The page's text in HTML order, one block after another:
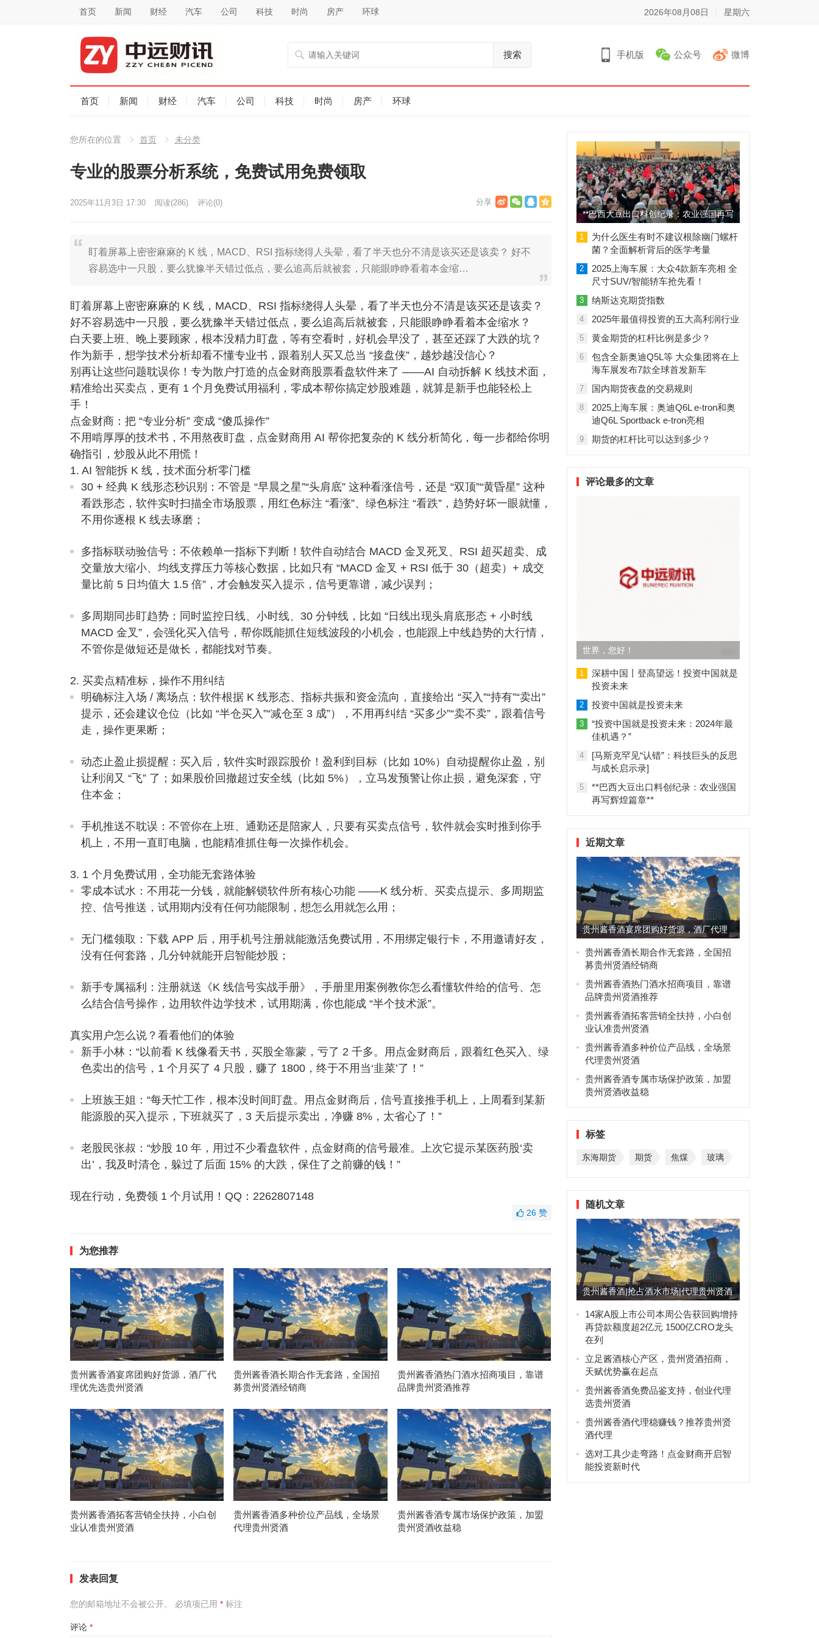
首页 新闻 财经 汽车 公司 科技 时尚 房产 环球 2026年08月08日 星期六
搜索 手机版 公众号 微博
首页 新闻 财经 汽车 公司 科技 时尚 房产 环球
您所在的位置 首页 未分类
专业的股票分析系统，免费试用免费领取
2025年11月3日 17:30 阅读(286) 评论(0)
盯着屏幕上密密麻麻的 K 线，MACD、RSI 指标绕得人头晕，看了半天也分不清是该买还是该卖？​ 好不
容易选中一只股，要么犹豫半天错过低点，要么追高后就被套，只能眼睁睁看着本金缩…
盯着屏幕上密密麻麻的 K 线，MACD、RSI 指标绕得人头晕，看了半天也分不清是该买还是该卖？
好不容易选中一只股，要么犹豫半天错过低点，要么追高后就被套，只能眼睁睁看着本金缩水？
白天要上班、晚上要顾家，根本没精力盯盘，等有空看时，好机会早没了，甚至还踩了大跌的坑？
作为新手，想学技术分析却看不懂专业书，跟着别人买又总当 “接盘侠”，越炒越没信心？
别再让这些问题耽误你！专为散户打造的点金财商股票看盘软件来了 ——AI 自动拆解 K 线技术面，
精准给出买卖点，更有 1 个月免费试用福利，零成本帮你搞定炒股难题，就算是新手也能轻松上
手！
点金财商：把 “专业分析” 变成 “傻瓜操作”
不用啃厚厚的技术书，不用熬夜盯盘，点金财商用 AI 帮你把复杂的 K 线分析简化，每一步都给你明
确指引，炒股从此不用慌！
1. AI 智能拆 K 线，技术面分析零门槛
30 + 经典 K 线形态秒识别 ：不管是 “早晨之星”“头肩底” 这种看涨信号，还是 “双顶”“黄昏星” 这种
看跌形态，软件实时扫描全市场股票，用红色标注 “看涨”、绿色标注 “看跌”，趋势好坏一眼就懂，
不用你逐根 K 线去琢磨；
多指标联动验信号：不依赖单一指标下判断！软件自动结合 MACD 金叉死叉、RSI 超买超卖、成
交量放大缩小、均线支撑压力等核心数据，比如只有 “MACD 金叉 + RSI 低于 30（超卖）+ 成交
量比前 5 日均值大 1.5 倍”，才会触发买入提示，信号更靠谱，减少误判；
多周期同步盯趋势：同时监控日线、小时线、30 分钟线，比如 “日线出现头肩底形态 + 小时线
MACD 金叉”，会强化买入信号，帮你既能抓住短线波段的小机会，也能跟上中线趋势的大行情，
不管你是做短还是做长，都能找对节奏。
2. 买卖点精准标，操作不用纠结
明确标注入场 / 离场点 ：软件根据 K 线形态、指标共振和资金流向，直接给出 “买入”“持有”“卖出”
提示，还会建议仓位（比如 “半仓买入”“减仓至 3 成”），不用再纠结 “买多少”“卖不卖”，跟着信号
走，操作更果断；
动态止盈止损提醒 ：买入后，软件实时跟踪股价！盈利到目标（比如 10%）自动提醒你止盈，别
让利润又 “飞” 了；如果股价回撤超过安全线（比如 5%），立马发预警让你止损，避免深套，守
住本金；
手机推送不耽误：不管你在上班、通勤还是陪家人，只要有买卖点信号，软件就会实时推到你手
机上，不用一直盯电脑，也能精准抓住每一次操作机会。
3. 1 个月免费试用，全功能无套路体验
零成本试水 ：不用花一分钱，就能解锁软件所有核心功能 ——K 线分析、买卖点提示、多周期监
控、信号推送，试用期内没有任何功能限制，想怎么用就怎么用；
无门槛领取 ：下载 APP 后，用手机号注册就能激活免费试用，不用绑定银行卡，不用邀请好友，
没有任何套路，几分钟就能开启智能炒股；
新手专属福利
：注册就送《K 线信号实战手册》，手册里用案例教你怎么看懂软件给的信号、怎
么结合信号操作，边用软件边学技术，试用期满，你也能成 “半个技术派”。
真实用户怎么说？看看他们的体验
新手小林 ：“以前看 K 线像看天书，买股全靠蒙，亏了 2 千多。用点金财商后，跟着红色买入、绿
色卖出的信号，1 个月买了 4 只股，赚了 1800，终于不用当‘韭菜’了！”
上班族王姐 ：“每天忙工作，根本没时间盯盘。用点金财商后，信号直接推手机上，上周看到某新
能源股的买入提示，下班就买了，3 天后提示卖出，净赚 8%，太省心了！”
老股民张叔 ：“炒股 10 年，用过不少看盘软件，点金财商的信号最准。上次它提示某医药股‘卖
出’，我及时清仓，躲过了后面 15% 的大跌，保住了之前赚的钱！”
现在行动，免费领 1 个月试用！QQ：2262807148
26 赞
为您推荐
贵州酱香酒宴席团购好货源，酒厂代
理优先选贵州贤酒
贵州酱香酒长期合作无套路，全国招
募贵州贤酒经销商
贵州酱香酒热门酒水招商项目，靠谱
品牌贵州贤酒推荐
贵州酱香酒拓客营销全扶持，小白创
业认准贵州贤酒
贵州酱香酒多种价位产品线，全场景
代理贵州贤酒
贵州酱香酒专属市场保护政策，加盟
贵州贤酒收益稳
发表回复
您的邮箱地址不会被公开。 必填项已用 *标注
评论 *
**巴西大豆出口料创纪录：农业强国再写
辉煌篇章**
1
为什么医生有时不建议根除幽门螺杆
菌？全面解析背后的医学考量
2
2025上海车展：大众4款新车亮相 全
尺寸SUV/智能轿车抢先看！
3 纳斯达克期货指数
4 2025年最值得投资的五大高利润行业
5 黄金期货的杠杆比例是多少？
6
包含全新奥迪Q5L等 大众集团将在上
海车展发布7款全球首发新车
7 国内期货夜盘的交易规则
8
2025上海车展：奥迪Q6L e-tron和奥
迪Q6L Sportback e-tron亮相
9 期货的杠杆比可以达到多少？
评论最多的文章
世界，您好！
1
深耕中国丨登高望远！投资中国就是
投资未来
2 投资中国就是投资未来
3
“投资中国就是投资未来：2024年最
佳机遇？”
4
[马斯克罕见“认错”：科技巨头的反思
与成长启示录]
5
**巴西大豆出口料创纪录：农业强国
再写辉煌篇章**
近期文章
贵州酱香酒宴席团购好货源，酒厂代理
优先选贵州贤酒
贵州酱香酒长期合作无套路，全国招
募贵州贤酒经销商
贵州酱香酒热门酒水招商项目，靠谱
品牌贵州贤酒推荐
贵州酱香酒拓客营销全扶持，小白创
业认准贵州贤酒
贵州酱香酒多种价位产品线，全场景
代理贵州贤酒
贵州酱香酒专属市场保护政策，加盟
贵州贤酒收益稳
标签
东海期货 期货 焦煤 玻璃
随机文章
贵州酱香酒|抢占酒水市场|代理贵州贤酒
赢未来
14家A股上市公司本周公告获回购增持
再贷款额度超2亿元 1500亿CRO龙头
在列
立足酱酒核心产区，贵州贤酒招商，
天赋优势赢在起点
贵州酱香酒免费品鉴支持，创业代理
选贵州贤酒
贵州酱香酒代理稳赚钱？推荐贵州贤
酒代理
选对工具少走弯路！点金财商开启智
能投资新时代